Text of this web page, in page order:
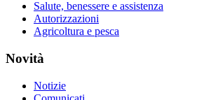
Salute, benessere e assistenza
Autorizzazioni
Agricoltura e pesca
Novità
Notizie